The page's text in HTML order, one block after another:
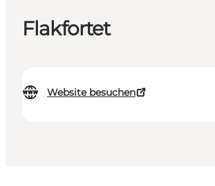
Flakfortet
Website besuchen